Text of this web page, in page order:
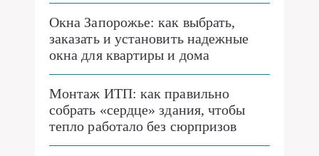
Окна Запорожье: как выбрать,
заказать и установить надежные
окна для квартиры и дома
Монтаж ИТП: как правильно
собрать «сердце» здания, чтобы
тепло работало без сюрпризов